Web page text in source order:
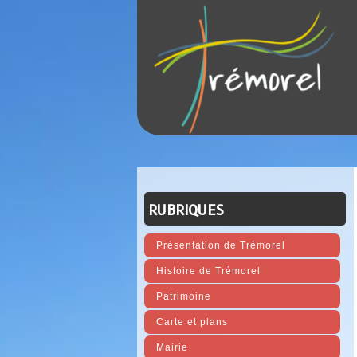
RUBRIQUES
Présentation de Trémorel
Histoire de Trémorel
Patrimoine
Carte et plans
Mairie